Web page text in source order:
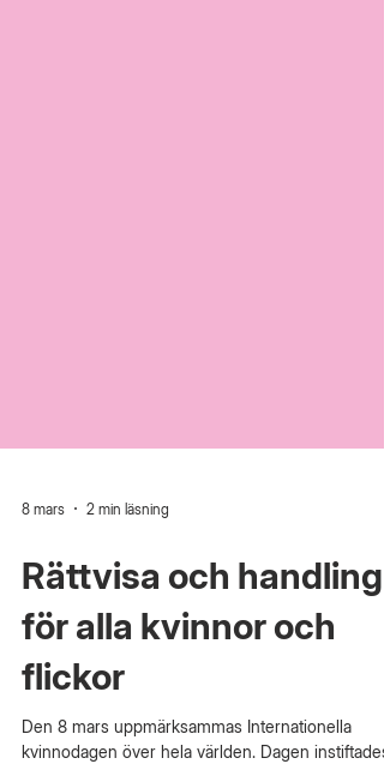
8 mars 2 min läsning
Rättvisa och handling
för alla kvinnor och
flickor